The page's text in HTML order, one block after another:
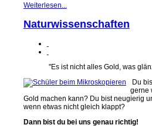
Weiterlesen...
Naturwissenschaften
"Es ist nicht alles Gold, was
Du
gerne
Gold machen kann? Du bist neugierig
wenn etwas nicht gleich klappt?
Dann bist du bei uns genau richtig!